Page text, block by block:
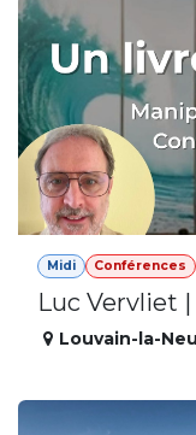
Midi Conférences
Luc Vervliet
Louvain-la-